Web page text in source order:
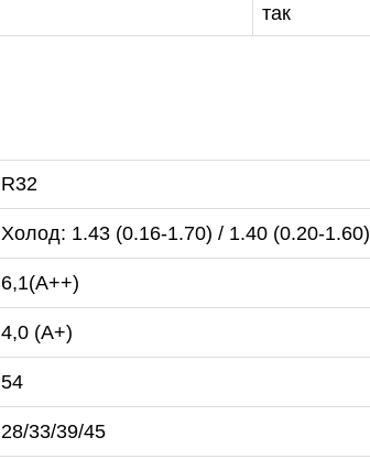
так
R32
Холод: 1.43 (0.16-1.70) / 1.40 (0.20-1.60)
6,1(А++)
4,0 (А+)
54
28/33/39/45